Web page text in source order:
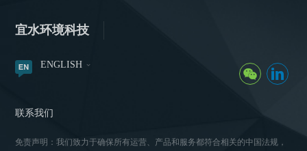
宜水环境科技
ENGLISH
联系我们
免责声明：我们致力于确保所有运营、产品和服务都符合相关的中国法规，